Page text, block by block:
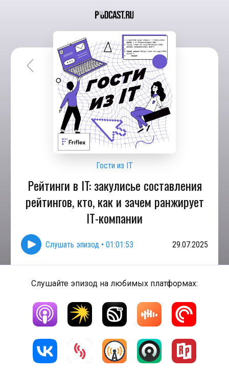
Гости из IT
Рейтинги в IT: закулисье составления
рейтингов, кто, как и зачем ранжирует
IT-компании
Слушать эпизод • 01:01:53 29.07.2025
Слушайте эпизод на любимых платформах: